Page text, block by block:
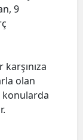
9
olan
konularda